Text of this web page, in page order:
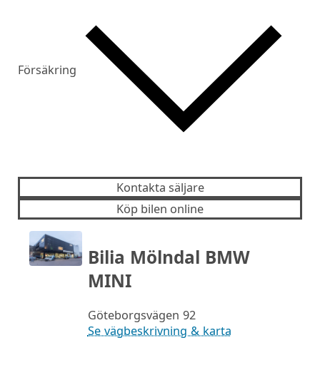
Försäkring
Kontakta säljare
Köp bilen online
Bilia Mölndal BMW
MINI
Göteborgsvägen 92
Se vägbeskrivning & karta